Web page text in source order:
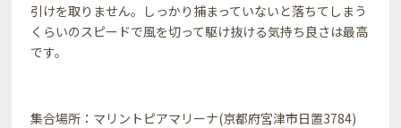
引けを取りません。しっかり捕まっていないと落ちてしまう
くらいのスピードで風を切って駆け抜ける気持ち良さは最高
です。
集合場所：マリントピアマリーナ(京都府宮津市日置3784)